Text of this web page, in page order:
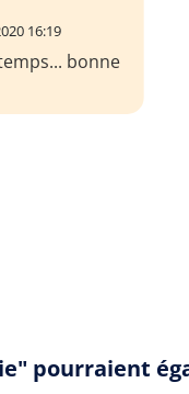
16:19
bonne
pourraient